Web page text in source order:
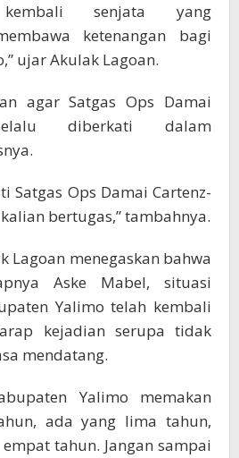
kembali senjata yang
ketenangan bagi
ujar Akulak Lagoan.
agar Satgas Ops Damai
diberkati dalam
Satgas Ops Damai Cartenz-
bertugas,” tambahnya.
Lagoan menegaskan bahwa
Aske Mabel, situasi
Yalimo telah kembali
kejadian serupa tidak
mendatang.
Yalimo memakan
ada yang lima tahun,
tahun. Jangan sampai